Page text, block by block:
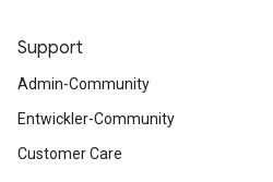
Support
Admin-Community
Entwickler-Community
Customer Care